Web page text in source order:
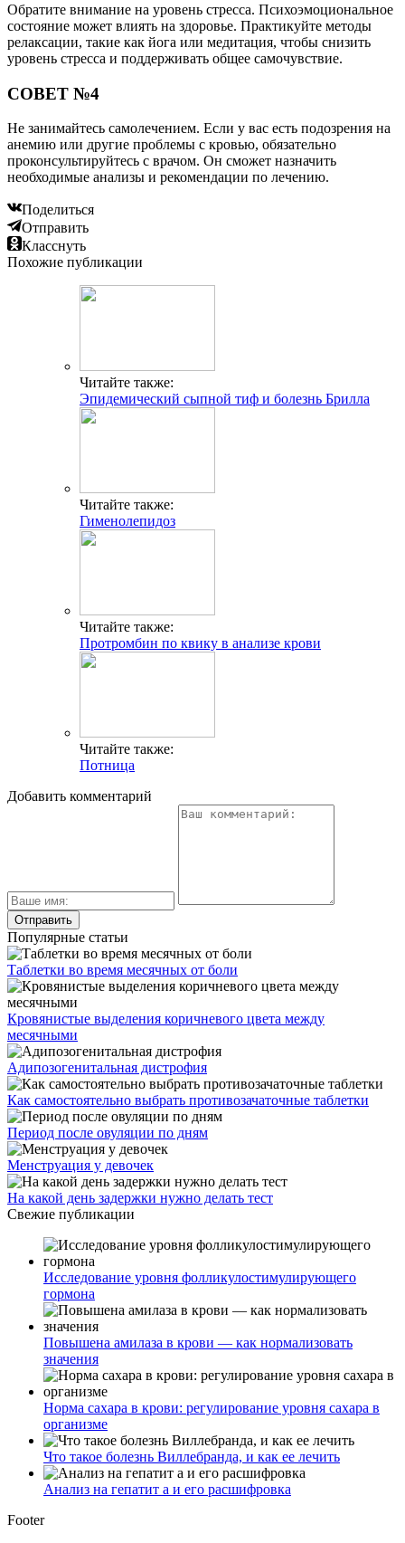
Обратите внимание на уровень стресса. Психоэмоциональное
состояние может влиять на здоровье. Практикуйте методы
релаксации, такие как йога или медитация, чтобы снизить
уровень стресса и поддерживать общее самочувствие.
СОВЕТ №4
Не занимайтесь самолечением. Если у вас есть подозрения на
анемию или другие проблемы с кровью, обязательно
проконсультируйтесь с врачом. Он сможет назначить
необходимые анализы и рекомендации по лечению.
Поделиться
Отправить
Класснуть
Похожие публикации
Читайте также:
Эпидемический сыпной тиф и болезнь Брилла
Читайте также:
Гименолепидоз
Читайте также:
Протромбин по квику в анализе крови
Читайте также:
Потница
Добавить комментарий
Популярные статьи
Таблетки во время месячных от боли
Кровянистые выделения коричневого цвета между
месячными
Адипозогенитальная дистрофия
Как самостоятельно выбрать противозачаточные таблетки
Период после овуляции по дням
Менструация у девочек
На какой день задержки нужно делать тест
Свежие публикации
Исследование уровня фолликулостимулирующего
гормона
Повышена амилаза в крови — как нормализовать
значения
Норма сахара в крови: регулирование уровня сахара в
организме
Что такое болезнь Виллебранда, и как ее лечить
Анализ на гепатит а и его расшифровка
Footer